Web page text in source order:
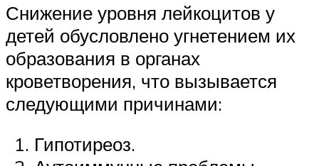
Снижение уровня лейкоцитов у
детей обусловлено угнетением их
образования в органах
кроветворения, что вызывается
следующими причинами:
Гипотиреоз.